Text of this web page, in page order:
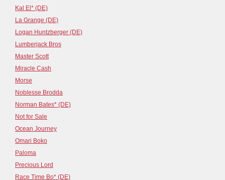
Kal El* (DE)
La Grange (DE)
Logan Huntzberger (DE)
Lumberjack Bros
Master Scott
Miracle Cash
Morse
Noblesse Brodda
Norman Bates* (DE)
Not for Sale
Ocean Journey
Omari Boko
Paloma
Precious Lord
Race Time Bo* (DE)